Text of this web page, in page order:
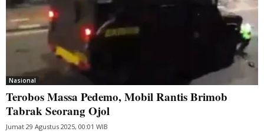
Nasional
Terobos Massa Pedemo, Mobil Rantis Brimob
Tabrak Seorang Ojol
Jumat 29 Agustus 2025, 00:01 WIB